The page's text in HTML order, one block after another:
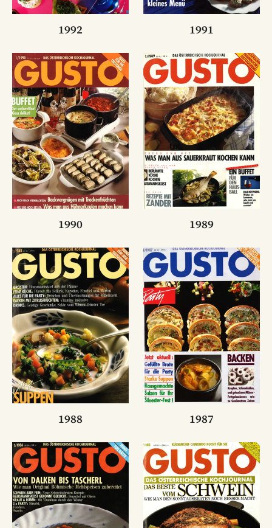
1992 1991
1990 1989
1988 1987